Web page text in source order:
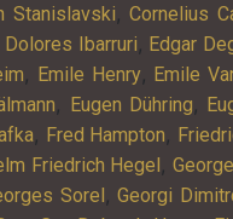
Stanislavski,Cornelius
Dolores Ibarruri, Edgar
, Emile Henry, Emile
, Eugen Dühring,
, Fred Hampton,
Friedrich Hegel ,
Sorel ,Georgi